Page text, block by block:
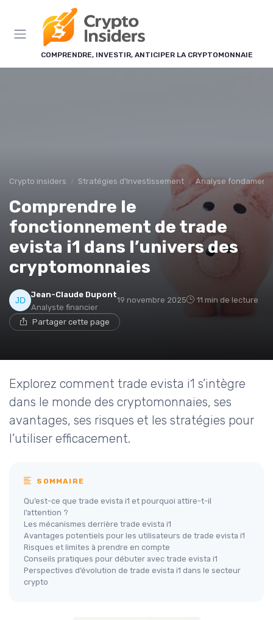
COMPRENDRE, INVESTIR, ANTICIPER LA CRYPTOMONNAIE
Crypto insiders Stratégies d'Investissement Analyse
Comprendre le
fonctionnement de trade
evista i1 dans l’univers des
cryptomonnaies
Jean-Claude Dupont
Analyste financier
19 novembre 2025 11 min de lecture
Partager cette page
Explorez comment trade evista i1 s’intègre
dans le monde des cryptomonnaies, ses
avantages, ses risques et les stratégies pour
l’utiliser efficacement.
SOMMAIRE
Qu’est-ce que trade evista i1 et pourquoi attire-t-il
l’attention ?
Les mécanismes derrière trade evista i1
Avantages potentiels pour les utilisateurs de trade evista i1
Risques et limites à prendre en compte
Conseils pratiques pour débuter avec trade evista i1
Perspectives d’évolution de trade evista i1 dans le secteur
crypto
Panneau de gestion des cookies